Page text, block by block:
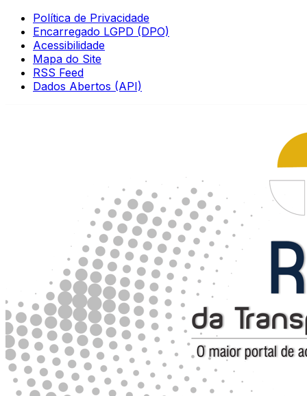
Política de Privacidade
Encarregado LGPD (DPO)
Acessibilidade
Mapa do Site
RSS Feed
Dados Abertos (API)